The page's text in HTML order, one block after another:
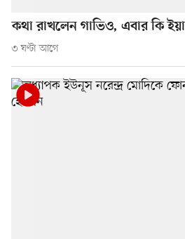
কথা রাখলেন গাভিও, এবার কি
৩ ঘণ্টা আগে